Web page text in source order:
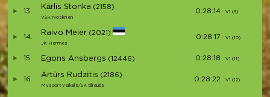
13.
Kārlis Stonka (2158)
VSK Noskrien
0:28:14 V1 (9)
14.
Raivo Meier (2021)
JK Hermes
0:28:17 V1 (10)
15. Egons Ansbergs (12446) 0:28:18 V1 (11)
16.
Artūrs Rudzītis (2186)
Mysport veikals/SK tērauds
0:28:22 V1 (12)